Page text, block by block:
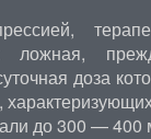
ложная,
доза
до 300 — 400